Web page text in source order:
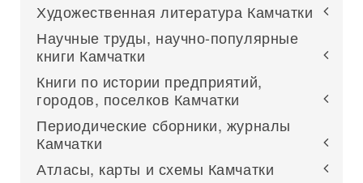
Художественная литература Камчатки
Научные труды, научно-популярные
книги Камчатки
Книги по истории предприятий,
городов, поселков Камчатки
Периодические сборники, журналы
Камчатки
Атласы, карты и схемы Камчатки